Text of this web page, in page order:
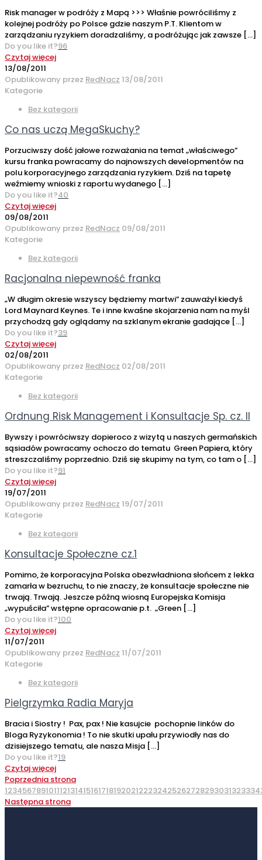
Risk manager w podróży z Mapą >>> Właśnie powróciliśmy z
kolejnej podróży po Polsce gdzie naszym P.T. Klientom w
zarządzaniu ryzykiem doradzaliśmy, a podróżując jak zawsze […]
Do you like it?96
Czytaj więcej
13/08/2011
Opublikowany przez RedNacz 13/08/2011
Kategorie
Bez kategorii
Co nas uczą MegaSkuchy?
Porzuciwszy dość jałowe rozważania na temat „właściwego”
kursu franka powracamy do najnowszych developmentów na
polu korporacyjnego zarządzania ryzykiem. Dziś na tapetę
weźmiemy wnioski z raportu wydanego […]
Do you like it?40
Czytaj więcej
09/08/2011
Opublikowany przez RedNacz 09/08/2011
Kategorie
Bez kategorii
Racjonalna niepewność franka
„W długim okresie wszyscy będziemy martwi” zauważył kiedyś
Lord Maynard Keynes. Te i inne kwaśne skojarzenia nam na myśl
przychodzą gdy oglądamy na szklanym ekranie gadające […]
Do you like it?39
Czytaj więcej
02/08/2011
Opublikowany przez RedNacz 02/08/2011
Kategorie
Bez kategorii
Ordnung Risk Management i Konsultacje Sp. cz. II
Bywszy i powróciwszy dopieroco z wizytą u naszych germańskich
sąsiadów powracamy ochoczo do tematu Green Papiera, który
streszczaliśmy poprzednio. Dziś się skupimy na tym, co tam o […]
Do you like it?91
Czytaj więcej
19/07/2011
Opublikowany przez RedNacz 19/07/2011
Kategorie
Bez kategorii
Konsultacje Społeczne cz.1
Pomimo, że korporacyjna Polska obezwładniona słońcem z lekka
zamarła w bezruchu, to nie znaczy, że konsultacje społeczne nie
trwają. Trwają. Jeszcze późną wiosną Europejska Komisja
„wypuściła” wstępne opracowanie p.t. „Green […]
Do you like it?100
Czytaj więcej
11/07/2011
Opublikowany przez RedNacz 11/07/2011
Kategorie
Bez kategorii
Pielgrzymka Radia Maryja
Bracia i Siostry ! Pax, pax ! Nie kasujcie pochopnie linków do
Bloga Ryzykonomia ! To nie skutki upału przywiodły nas do
dzisiejszego tematu, ale nasza Misja […]
Do you like it?19
Czytaj więcej
Poprzednia strona
12345678910111213141516171819202122232425262728293031323334
Następna strona